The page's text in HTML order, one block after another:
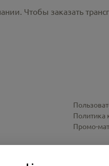
Чтобы заказать
Политика
Промо-